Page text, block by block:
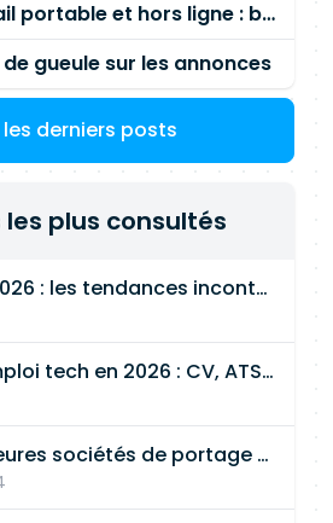
Un espace de travail portable et hors ligne : besoin réel ou fausse bonne idée ?
gueule sur les annonces
derniers posts
plus consultés
Le CV Tech en 2026 : les tendances incontournables
Recherche d'emploi tech en 2026 : CV, ATS, entretien… On vous dit tout
Top 6 des meilleures sociétés de portage salarial